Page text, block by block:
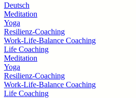
Deutsch
Meditation
Yoga
Resilienz-Coaching
Work-Life-Balance Coaching
Life Coaching
Meditation
Yoga
Resilienz-Coaching
Work-Life-Balance Coaching
Life Coaching